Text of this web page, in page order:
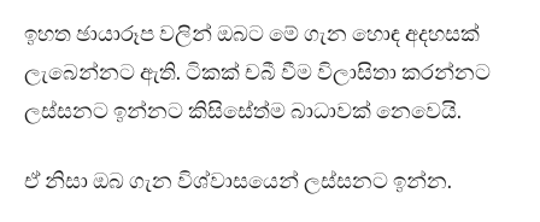
ඉහත ඡායාරූප වලින් ඔබට මේ ගැන හොඳ අදහසක්
ලැබෙන්නට ඇති. ටිකක් චබී වීම විලාසිතා කරන්නට
ලස්සනට ඉන්නට කිසිසේත්ම බාධාවක් නෙවෙයි.
ඒ නිසා ඔබ ගැන විශ්වාසයෙන් ලස්සනට ඉන්න.